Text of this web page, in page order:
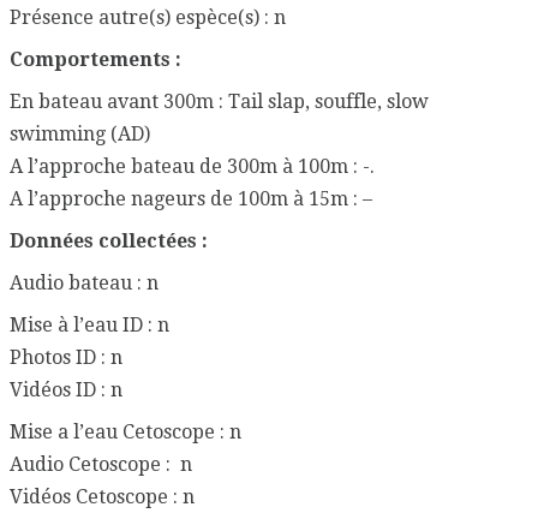
Présence autre(s) espèce(s) : n
Comportements :
En bateau avant 300m : Tail slap, souffle, slow
swimming (AD)
A l’approche bateau de 300m à 100m : -.
A l’approche nageurs de 100m à 15m : –
Données collectées :
Audio bateau : n
Mise à l’eau ID : n
Photos ID : n
Vidéos ID : n
Mise a l’eau Cetoscope : n
Audio Cetoscope : n
Vidéos Cetoscope : n